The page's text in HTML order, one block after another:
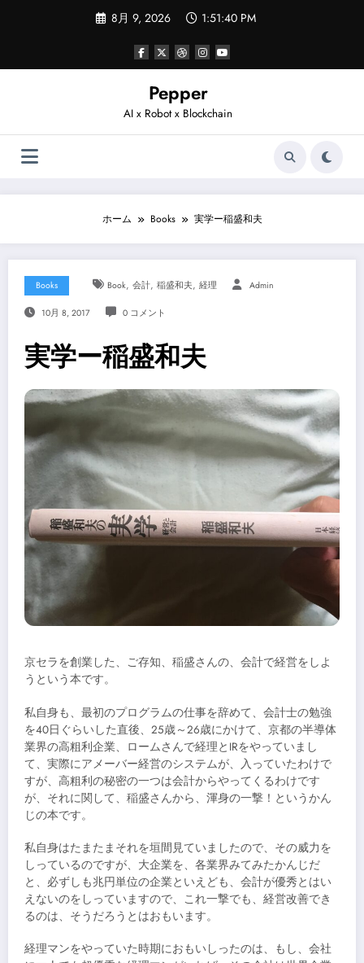
ツ
8月 9, 2026 1:51:41 PM
Pepper
AI x Robot x Blockchain
ホーム Books 実学ー稲盛和夫
Books Book, 会計, 稲盛和夫, 経理 Admin
10月 8, 2017 0 コメント
実学ー稲盛和夫
京セラを創業した、ご存知、稲盛さんの、会計で経営をしよ
うという本です。
私自身も、最初のプログラムの仕事を辞めて、会計士の勉強
を40日ぐらいした直後、25歳～26歳にかけて、京都の半導体
業界の高粗利企業、ロームさんで経理とIRをやっていまし
て、実際にアメーバー経営のシステムが、入っていたわけで
すが、高粗利の秘密の一つは会計からやってくるわけです
が、それに関して、稲盛さんから、渾身の一撃！というかん
じの本です。
私自身はたまたまそれを垣間見ていましたので、その威力を
しっているのですが、大企業を、各業界みてみたかんじだ
と、必ずしも兆円単位の企業といえども、会計が優秀とはい
えないのをしっていますので、これ一撃でも、経営改善でき
るのは、そうだろうとはおもいます。
経理マンをやっていた時期におもいしったのは、もし、会社